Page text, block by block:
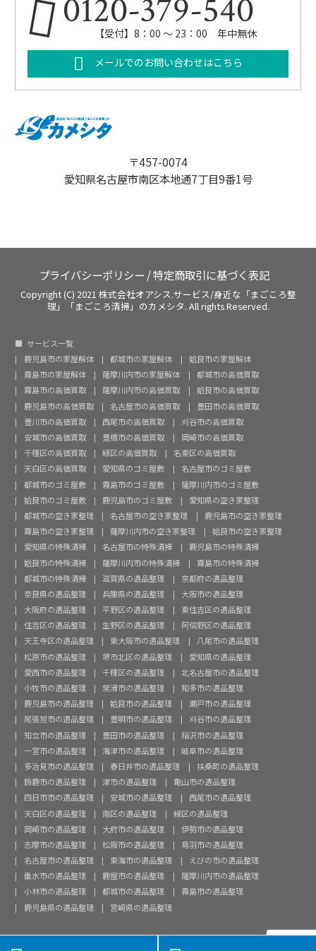
0120-379-540
【受付】8：00 ～ 23：00 年中無休
メールでのお問い合わせはこちら
〒457-0074
愛知県名古屋市南区本地通7丁目9番1号
プライバシーポリシー /特定商取引に基づく表記
Copyright (C) 2021 株式会社オアシス.サービス/身近な「まごころ整
理」「まごころ清掃」のカメシタ. All rights Reserved.
サービス一覧
鹿児島市の家屋解体
都城市の家屋解体
姶良市の家屋解体
霧島市の家屋解体
薩摩川内市の家屋解体
都城市の高価買取
霧島市の高価買取
薩摩川内市の高価買取
姶良市の高価買取
鹿児島市の高価買取
名古屋市の高価買取
豊田市の高価買取
豊川市の高価買取
西尾市の高価買取
刈谷市の高価買取
安城市の高価買取
豊橋市の高価買取
岡崎市の高価買取
千種区の高価買取
緑区の高価買取
名東区の高価買取
天白区の高価買取
愛知県のゴミ屋敷
名古屋市のゴミ屋敷
都城市のゴミ屋敷
霧島市のゴミ屋敷
薩摩川内市のゴミ屋敷
姶良市のゴミ屋敷
鹿児島市のゴミ屋敷
愛知県の空き家整理
都城市の空き家整理
名古屋市の空き家整理
鹿児島市の空き家整理
霧島市の空き家整理
薩摩川内市の空き家整理
姶良市の空き家整理
愛知県の特殊清掃
名古屋市の特殊清掃
鹿児島市の特殊清掃
姶良市の特殊清掃
薩摩川内市の特殊清掃
霧島市の特殊清掃
都城市の特殊清掃
滋賀県の遺品整理
京都府の遺品整理
奈良県の遺品整理
兵庫県の遺品整理
大阪市の遺品整理
大阪府の遺品整理
平野区の遺品整理
東住吉区の遺品整理
住吉区の遺品整理
生野区の遺品整理
阿倍野区の遺品整理
天王寺区の遺品整理
東大阪市の遺品整理
八尾市の遺品整理
松原市の遺品整理
堺市北区の遺品整理
愛知県の遺品整理
愛西市の遺品整理
千種区の遺品整理
北名古屋市の遺品整理
小牧市の遺品整理
常滑市の遺品整理
知多市の遺品整理
鹿児島市の遺品整理
姶良市の遺品整理
瀬戸市の遺品整理
尾張旭市の遺品整理
豊明市の遺品整理
刈谷市の遺品整理
知立市の遺品整理
豊田市の遺品整理
稲沢市の遺品整理
一宮市の遺品整理
海津市の遺品整理
岐阜市の遺品整理
多治見市の遺品整理
春日井市の遺品整理
扶桑町の遺品整理
鈴鹿市の遺品整理
津市の遺品整理
亀山市の遺品整理
四日市市の遺品整理
安城市の遺品整理
西尾市の遺品整理
天白区の遺品整理
南区の遺品整理
緑区の遺品整理
岡崎市の遺品整理
大府市の遺品整理
伊勢市の遺品整理
志摩市の遺品整理
松阪市の遺品整理
鳥羽市の遺品整理
名古屋市の遺品整理
東海市の遺品整理
えびの市の遺品整理
垂水市の遺品整理
鹿屋市の遺品整理
薩摩川内市の遺品整理
小林市の遺品整理
都城市の遺品整理
霧島市の遺品整理
鹿児島県の遺品整理
宮崎県の遺品整理